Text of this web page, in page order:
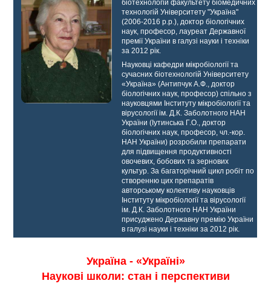
біотехнологій факультету біомедичних
технологій Університету "Україна"
(2006-2016 р.р.), доктор біологічних
наук, професор, лауреат Державної
премії України в галузі науки і техніки
за 2012 рік.
Науковці кафедри мікробіології та
сучасних біотехнологій Університету
«Україна» (Антипчук А.Ф., доктор
біологічних наук, професор) спільно з
науковцями Інституту мікробіології та
вірусології ім. Д.К. Заболотного НАН
України (Іутинська Г.О., доктор
біологічних наук, професор, чл.-кор.
НАН України) розробили препарати
для підвищення продуктивності
овочевих, бобових та зернових
культур. За багаторічний цикл робіт по
створенню цих препаратів
авторському колективу науковців
Інституту мікробіології та вірусології
ім. Д.К. Заболотного НАН України
присуджено Державну премію України
в галузі науки і техніки за 2012 рік.
Україна - «Україні»
Наукові школи: стан і перспективи